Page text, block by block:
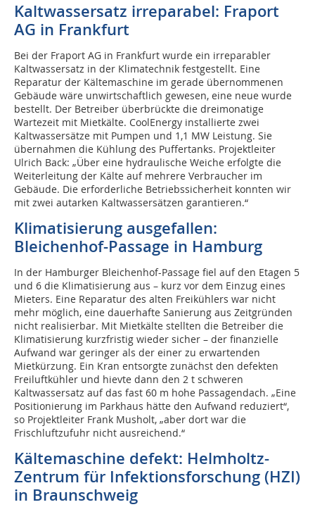
Kaltwassersatz irreparabel: Fraport
AG in Frankfurt
Bei der Fraport AG in Frankfurt wurde ein irreparabler
Kaltwassersatz in der Klimatechnik festgestellt. Eine
Reparatur der Kältemaschine im gerade übernommenen
Gebäude wäre unwirtschaftlich gewesen, eine neue wurde
bestellt. Der Betreiber überbrückte die dreimonatige
Wartezeit mit Mietkälte. CoolEnergy installierte zwei
Kaltwassersätze mit Pumpen und 1,1 MW Leistung. Sie
übernahmen die Kühlung des Puffertanks. Projektleiter
Ulrich Back: „Über eine hydraulische Weiche erfolgte die
Weiterleitung der Kälte auf mehrere Verbraucher im
Gebäude. Die erforderliche Betriebssicherheit konnten wir
mit zwei autarken Kaltwassersätzen garantieren.“
Klimatisierung ausgefallen:
Bleichenhof-Passage in Hamburg
In der Hamburger Bleichenhof-Passage fiel auf den Etagen 5
und 6 die Klimatisierung aus – kurz vor dem Einzug eines
Mieters. Eine Reparatur des alten Freikühlers war nicht
mehr möglich, eine dauerhafte Sanierung aus Zeitgründen
nicht realisierbar. Mit Mietkälte stellten die Betreiber die
Klimatisierung kurzfristig wieder sicher – der finanzielle
Aufwand war geringer als der einer zu erwartenden
Mietkürzung. Ein Kran entsorgte zunächst den defekten
Freiluftkühler und hievte dann den 2 t schweren
Kaltwassersatz auf das fast 60 m hohe Passagendach. „Eine
Positionierung im Parkhaus hätte den Aufwand reduziert“,
so Projektleiter Frank Musholt, „aber dort war die
Frischluftzufuhr nicht ausreichend.“
Kältemaschine defekt: Helmholtz-
Zentrum für Infektionsforschung (HZI)
in Braunschweig